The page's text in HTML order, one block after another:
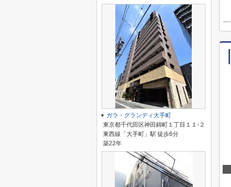
ガラ・グランディ大手町
東京都千代田区神田錦町１丁目１１-２
東西線「大手町」駅 徒歩6分
築22年